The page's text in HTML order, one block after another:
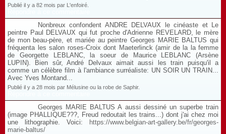
Publié il y a 82 mois par L'enfoiré.
Nonbreux confondent ANDRE DELVAUX le cinéaste et Le
peintre Paul DELVAUX qui fut proche d'Adrienne REVELARD, le mère
de mon beau-père, et mariée au peintre Georges MARIE BALTUS qui
fréquenta les salon roses-Croix dont Maeterlinck (amir de la la femme
de Georgette LEBLANC, la soeur de Maurice LEBLANC (Arsène
LUPIN). Bien sûr, André Delvaux aimait aussi les train puisqu'il a
comme un célèbre film à l'ambiance surréaliste: UN SOIR UN TRAIN...
Avec Yves Montand...
Publié il y a 28 mois par Mélusine ou la robe de Saphir.
Georges MARIE BALTUS A aussi dessiné un superbe train
(image PHALLIQUE???, Freud redoutait les trains...) dont j'ai chez moi
une lithographie. Voici: https://www.belgian-art-gallery.be/fr/georges-
marie-baltus/